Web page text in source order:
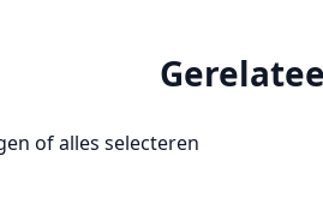
ofalles selecteren